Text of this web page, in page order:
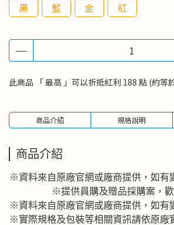
黑
藍 金 紅
此商品 「 最高 」可以折抵紅利 188 點 (約等
商品介紹 規格說明
商品介紹
※資料來自原廠官網或廠商提供，如有
※提供員購及贈品採購案，歡
※資料來自原廠官網或廠商提供，如有
※實際規格及包裝等相關資訊請依原廠